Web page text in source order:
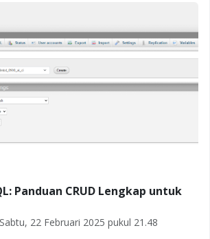
Panduan CRUD Lengkap untuk
Sabtu, 22 Februari 2025 pukul 21.48